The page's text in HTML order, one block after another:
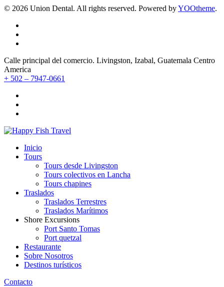
© 2026 Union Dental. All rights reserved. Powered byYOOtheme.
Calle principal del comercio. Livingston, Izabal, Guatemala Centro
America
+ 502 – 7947-0661
Inicio
Tours
Tours desde Livingston
Tours colectivos en Lancha
Tours chapines
Traslados
Traslados Terrestres
Traslados Marítimos
Shore Excursions
Port Santo Tomas
Port quetzal
Restaurante
Sobre Nosotros
Destinos turísticos
Contacto